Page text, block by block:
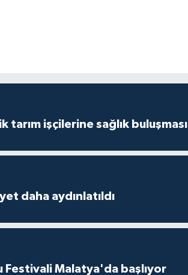
tarım işçilerine sağlık buluşması
daha aydınlatıldı
Festivali Malatya'da başlıyor